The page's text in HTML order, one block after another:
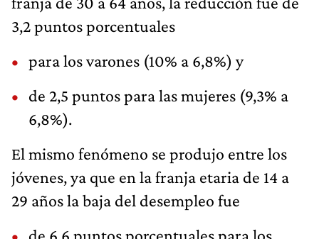
3,2 puntos porcentuales
para los varones (10% a 6,8%) y
de 2,5 puntos para las mujeres (9,3% a
6,8%).
El mismo fenómeno se produjo entre los
jóvenes, ya que en la franja etaria de 14 a
29 años la baja del desempleo fue
de 6,6 puntos porcentuales para los